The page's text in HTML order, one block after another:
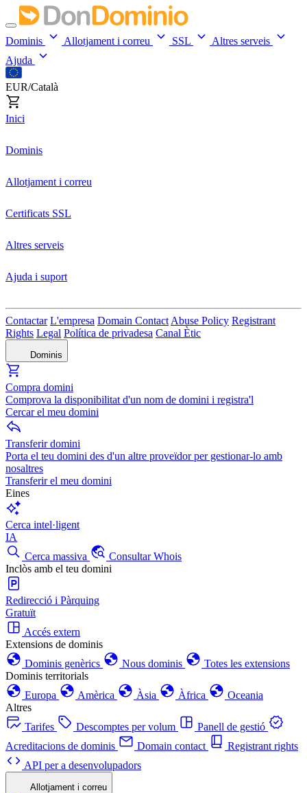
Dominis Allotjament i correu SSL
Altres serveis
Ajuda
EUR/Català
Inici
Dominis
Allotjament i correu
Certificats SSL
Altres serveis
Ajuda i suport
Contactar L'empresa Domain Contact Abuse Policy Registrant
Rights Legal Política de privadesa Canal Ètic
Dominis
Compra domini
Comprova la disponibilitat d'un nom de domini i registra'l
Cercar el meu domini
Transferir domini
Porta el teu domini des d'un altre proveïdor per gestionar-lo amb
nosaltres
Transferir el meu domini
Eines
Cerca intel·ligent
IA
Cerca massiva
Consultar Whois
Inclòs amb el teu domini
Redirecció i Pàrquing
Gratuït
Accés extern
Extensions de dominis
Dominis genèrics
Nous dominis
Totes les extensions
Dominis territorials
Europa
Amèrica Àsia Àfrica
Oceania
Altres
Tarifes
Descomptes per volum
Panell de gestió
Acreditacions de dominis
Domain contact
Registrant rights
API per a desenvolupadors
Allotjament i correu